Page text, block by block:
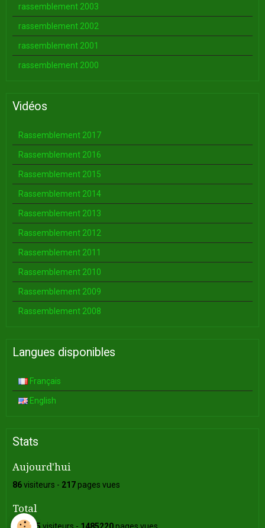
rassemblement 2003
rassemblement 2002
rassemblement 2001
rassemblement 2000
Vidéos
Rassemblement 2017
Rassemblement 2016
Rassemblement 2015
Rassemblement 2014
Rassemblement 2013
Rassemblement 2012
Rassemblement 2011
Rassemblement 2010
Rassemblement 2009
Rassemblement 2008
Langues disponibles
Français
English
Stats
Aujourd'hui
86visiteurs - 217pages vues
Total
349605 visiteurs - 1485220pages vues